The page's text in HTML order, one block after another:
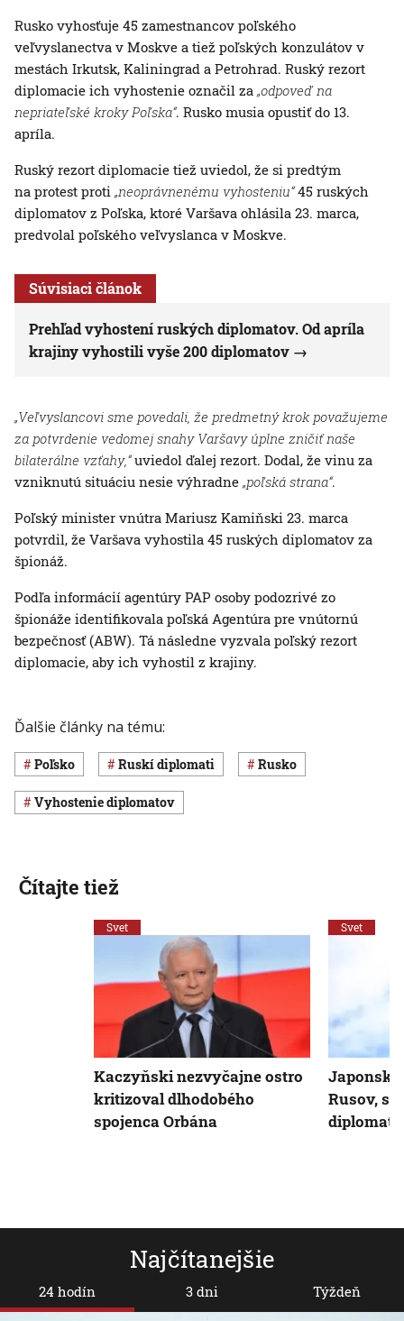
Rusko vyhosťuje 45 zamestnancov poľského
veľvyslanectva v Moskve a tiež poľských konzulátov v
mestách Irkutsk, Kaliningrad a Petrohrad. Ruský rezort
diplomacie ich vyhostenie označil za „odpoveď na
nepriateľské kroky Poľska“. Rusko musia opustiť do 13.
apríla.
Ruský rezort diplomacie tiež uviedol, že si predtým
na protest proti „neoprávnenému vyhosteniu“45 ruských
diplomatov z Poľska, ktoré Varšava ohlásila 23. marca,
predvolal poľského veľvyslanca v Moskve.
Súvisiaci článok
Prehľad vyhostení ruských diplomatov. Od apríla
krajiny vyhostili vyše 200 diplomatov
„Veľvyslancovi sme povedali, že predmetný krok považujeme
za potvrdenie vedomej snahy Varšavy úplne zničiť naše
bilaterálne vzťahy,“uviedol ďalej rezort. Dodal, že vinu za
vzniknutú situáciu nesie výhradne „poľská strana“.
Poľský minister vnútra Mariusz Kamiňski 23. marca
potvrdil, že Varšava vyhostila 45 ruských diplomatov za
špionáž.
Podľa informácií agentúry PAP osoby podozrivé zo
špionáže identifikovala poľská Agentúra pre vnútornú
bezpečnosť (ABW). Tá následne vyzvala poľský rezort
diplomacie, aby ich vyhostil z krajiny.
Ďalšie články na tému:
Poľsko ruskí diplomati Rusko
vyhostenie diplomatov
Najčítanejšie
24 hodín 3 dni Týždeň
Čítajte tiež
Svet
Kaczyňski nezvyčajne ostro
kritizoval dlhodobého
spojenca Orbána
Svet
Rusov,
diplomati